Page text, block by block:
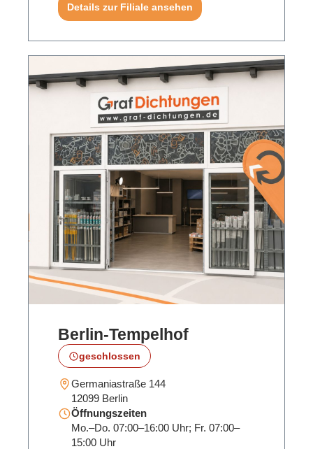
Details zur Filiale ansehen
Berlin‑Tempelhof
geschlossen
Germaniastraße 144
12099 Berlin
Öffnungszeiten
Mo.–Do. 07:00–16:00 Uhr; Fr. 07:00–
15:00 Uhr